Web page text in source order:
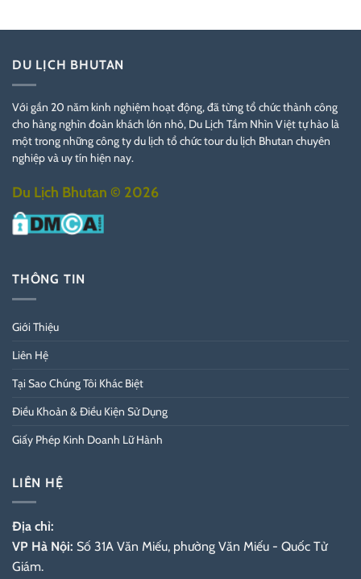
DU LỊCH BHUTAN
Với gần 20 năm kinh nghiệm hoạt động, đã từng tổ chức thành công
cho hàng nghìn đoàn khách lớn nhỏ, Du Lịch Tầm Nhìn Việt tự hào là
một trong những công ty du lịch tổ chức tour du lịch Bhutan chuyên
nghiệp và uy tín hiện nay.
Du Lịch Bhutan © 2026
THÔNG TIN
Giới Thiệu
Liên Hệ
Tại Sao Chúng Tôi Khác Biệt
Điều Khoản & Điều Kiện Sử Dụng
Giấy Phép Kinh Doanh Lữ Hành
LIÊN HỆ
Địa chỉ:
VP Hà Nội: Số 31A Văn Miếu, phường Văn Miếu - Quốc Tử
Giám.